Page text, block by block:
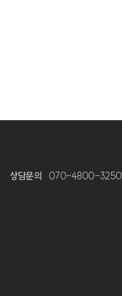
상담문의 070-4800-3250